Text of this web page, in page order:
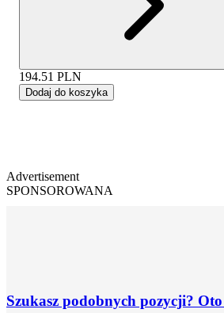
194.51 PLN
Dodaj do koszyka
Advertisement
SPONSOROWANA
Szukasz podobnych pozycji?